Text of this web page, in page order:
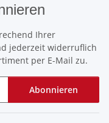
Ihrer
jederzeit widerruflich
per E-Mail zu.
Abonnieren